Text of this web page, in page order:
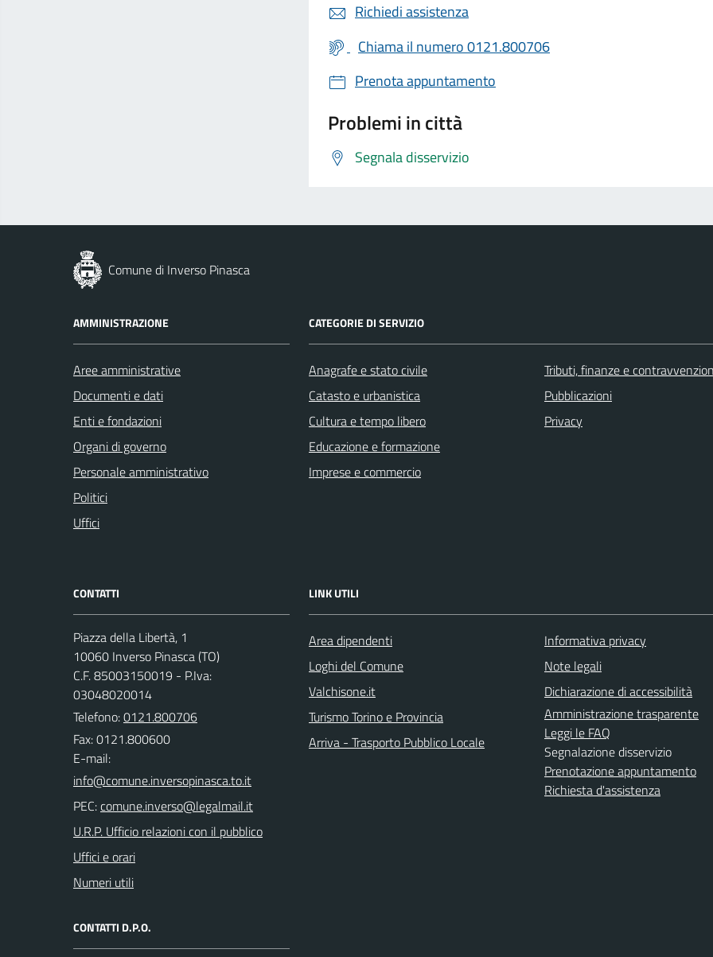
Richiedi assistenza
Chiama il numero 0121.800706
Prenota appuntamento
Problemi in città
Segnala disservizio
Comune di Inverso Pinasca
AMMINISTRAZIONE
Aree amministrative
Documenti e dati
Enti e fondazioni
Organi di governo
Personale amministrativo
Politici
Uffici
CATEGORIE DI SERVIZIO
Anagrafe e stato civile
Catasto e urbanistica
Cultura e tempo libero
Educazione e formazione
Imprese e commercio
Tributi, finanze e
Pubblicazioni
Privacy
CONTATTI
Piazza della Libertà, 1
10060 Inverso Pinasca (TO)
C.F. 85003150019 - P.Iva:
03048020014
Telefono:0121.800706
Fax: 0121.800600
E-mail:
PEC:
U.R.P. Ufficio relazioni con il pubblico
Uffici e orari
Numeri utili
CONTATTI D.P.O.
LINK UTILI
Area dipendenti
Loghi del Comune
Valchisone.it
Turismo Torino e Provincia
Arriva - Trasporto Pubblico Locale
Informativa privacy
Note legali
Dichiarazione di accessibilità
Amministrazione trasparente
Leggi le FAQ
Segnalazione disservizio
Prenotazione appuntamento
Richiesta d'assistenza